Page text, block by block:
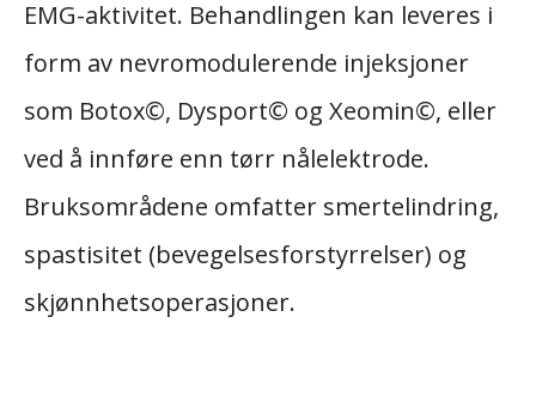
EMG-aktivitet. Behandlingen kan leveres i
form av nevromodulerende injeksjoner
som Botox©, Dysport© og Xeomin©, eller
ved å innføre enn tørr nålelektrode.
Bruksområdene omfatter smertelindring,
spastisitet (bevegelsesforstyrrelser) og
skjønnhetsoperasjoner.